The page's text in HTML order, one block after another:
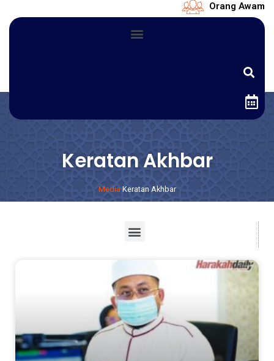
Orang Awam
Keratan Akhbar
Media Keratan Akhbar